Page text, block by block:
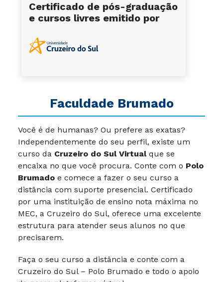
Faculdade Brumado
Você é de humanas? Ou prefere as exatas?
Independentemente do seu perfil, existe um
curso da Cruzeiro do Sul Virtualque se
encaixa no que você procura. Conte com o Polo
Brumado e comece a fazer o seu curso a
distância com suporte presencial. Certificado
por uma instituição de ensino nota máxima no
MEC, a Cruzeiro do Sul, oferece uma excelente
estrutura para atender seus alunos no que
precisarem.
Faça o seu curso a distância e conte com a
Cruzeiro do Sul – Polo Brumado e todo o apoio
Certificado de pós-graduação
e cursos livres emitido por